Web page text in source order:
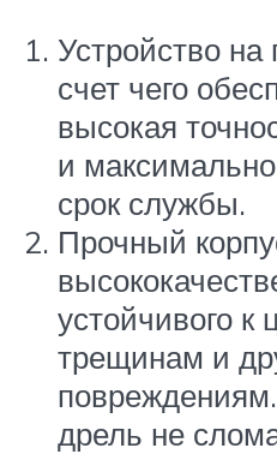
Устройство
счет чего
высокая
и
срок службы.
Прочный
устойчивого к
трещинам и
дрель не